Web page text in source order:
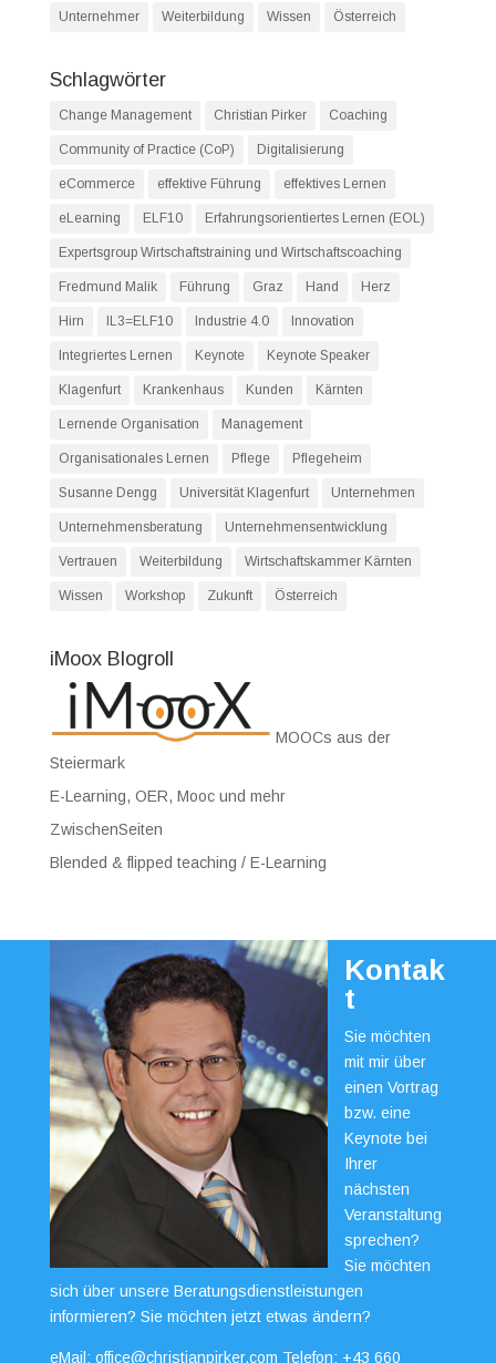
Unternehmer Weiterbildung Wissen Österreich
Schlagwörter
Change Management Christian Pirker Coaching
Community of Practice (CoP) Digitalisierung
eCommerce effektive Führung effektives Lernen
eLearning ELF10 Erfahrungsorientiertes Lernen (EOL)
Expertsgroup Wirtschaftstraining und Wirtschaftscoaching
Fredmund Malik Führung Graz Hand Herz
Hirn IL3=ELF10 Industrie 4.0 Innovation
Integriertes Lernen Keynote Keynote Speaker
Klagenfurt Krankenhaus Kunden Kärnten
Lernende Organisation Management
Organisationales Lernen Pflege Pflegeheim
Susanne Dengg Universität Klagenfurt Unternehmen
Unternehmensberatung Unternehmensentwicklung
Vertrauen Weiterbildung Wirtschaftskammer Kärnten
Wissen Workshop Zukunft Österreich
iMoox Blogroll
MOOCs aus der
Steiermark
E-Learning, OER, Mooc und mehr
ZwischenSeiten
Blended & flipped teaching / E-Learning
Kontak
t
Sie möchten
mit mir über
einen Vortrag
bzw. eine
Keynote bei
Ihrer
nächsten
Veranstaltung
sprechen?
Sie möchten
sich über unsere Beratungsdienstleistungen
informieren? Sie möchten jetzt etwas ändern?
eMail: office@christianpirker.com Telefon: +43 660